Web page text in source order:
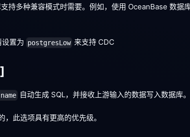
持多种兼容模式时需要。例如，使用 OceanBase 数据
置为 postgresLow 来支持 CDC
自动生成 SQL，并接收上游输入的数据写入数据库。
，此选项具有更高的优先级。